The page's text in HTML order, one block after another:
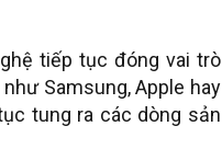
tiếp tục đóng vai trò
Samsung, Apple hay
tung ra các dòng sản